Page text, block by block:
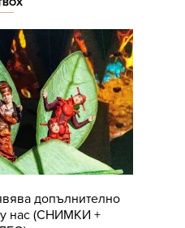
допълнително
у нас (СНИМКИ +